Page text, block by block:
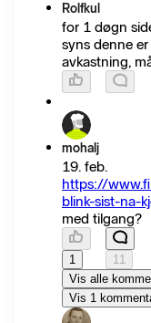
Rolfkul
for 1 døgn
syns denne
avkastning,
mohalj
19. feb.
https://
blink-sist-na-
med tilgang?
1
11
Vis alle
Vis 1